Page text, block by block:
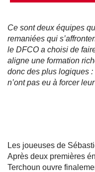
Ce sont deux équipes
remaniées qui
le DFCO a choisi de
aligne une formation
donc des plus logiques
n’ont pas eu à forcer
Les joueuses de
Après deux premières
Terchoun ouvre